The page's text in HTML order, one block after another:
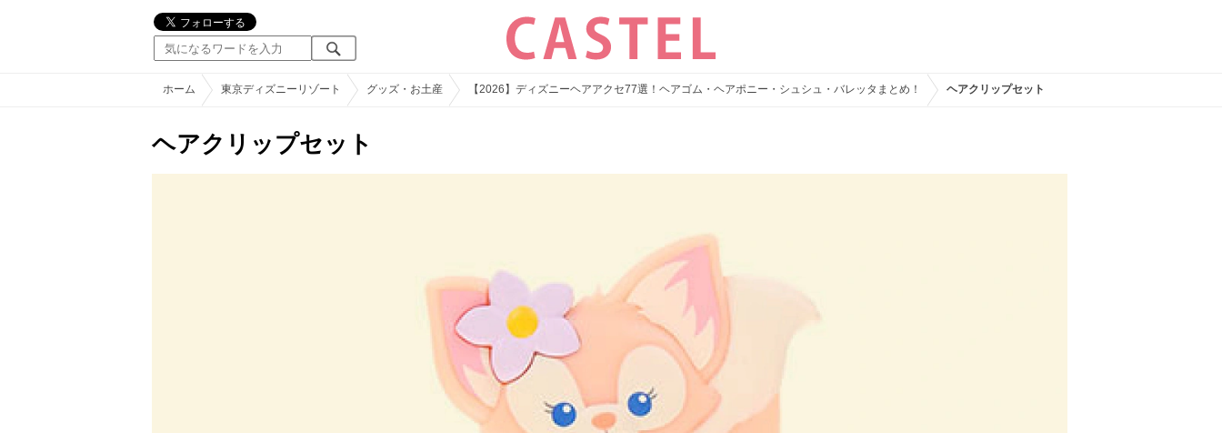
ホーム 東京ディズニーリゾート グッズ・お土産 【2026】ディズニーヘアアクセ77選！ヘアゴム・ヘアポニー・シュシュ・バレッタまとめ！ ヘアクリップセット
ヘアクリップセット